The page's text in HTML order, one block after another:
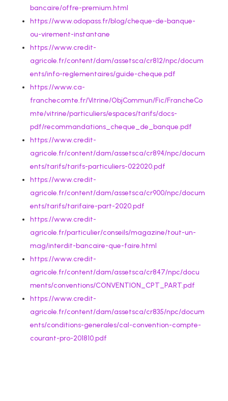
bancaire/offre-premium.html
https://www.odopass.fr/blog/cheque-de-banque-
ou-virement-instantane
https://www.credit-
agricole.fr/content/dam/assetsca/cr812/npc/docum
ents/info-reglementaires/guide-cheque.pdf
https://www.ca-
franchecomte.fr/Vitrine/ObjCommun/Fic/FrancheCo
mte/vitrine/particuliers/espaces/tarifs/docs-
pdf/recommandations_cheque_de_banque.pdf
https://www.credit-
agricole.fr/content/dam/assetsca/cr894/npc/docum
ents/tarifs/tarifs-particuliers-022020.pdf
https://www.credit-
agricole.fr/content/dam/assetsca/cr900/npc/docum
ents/tarifs/tarifaire-part-2020.pdf
https://www.credit-
agricole.fr/particulier/conseils/magazine/tout-un-
mag/interdit-bancaire-que-faire.html
https://www.credit-
agricole.fr/content/dam/assetsca/cr847/npc/docu
ments/conventions/CONVENTION_CPT_PART.pdf
https://www.credit-
agricole.fr/content/dam/assetsca/cr835/npc/docum
ents/conditions-generales/cal-convention-compte-
courant-pro-201810.pdf